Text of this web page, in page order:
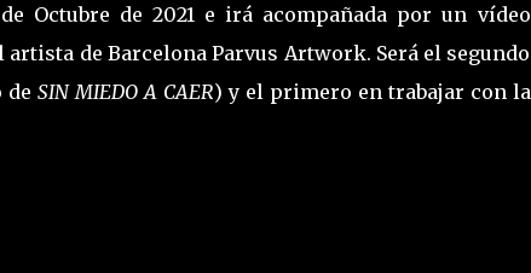
Octubre de 2021 e irá acompañada por un vídeo
de Barcelona Parvus Artwork. Será el segundo
de SIN MIEDO A CAER) y el primero en trabajar con la